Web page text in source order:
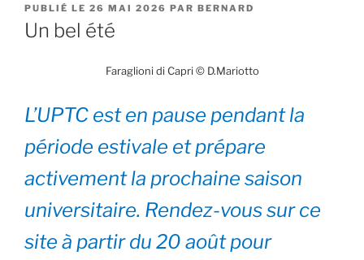
PUBLIÉ
LE
26 MAI 2026 PAR BERNARD
Un bel été
Faraglioni di Capri © D.Mariotto
L’UPTC est en pause pendant la
période estivale et prépare
activement la prochaine saison
universitaire. Rendez-vous sur ce
site à partir du 20 août pour